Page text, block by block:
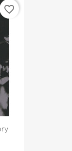
favorite_border